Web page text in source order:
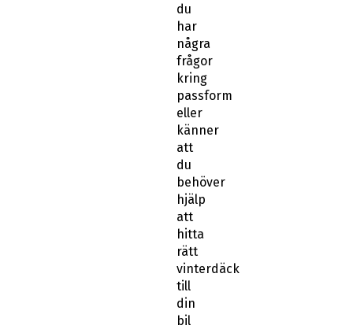
du
har
några
frågor
kring
passform
eller
känner
att
du
behöver
hjälp
att
hitta
rätt
vinterdäck
till
din
bil